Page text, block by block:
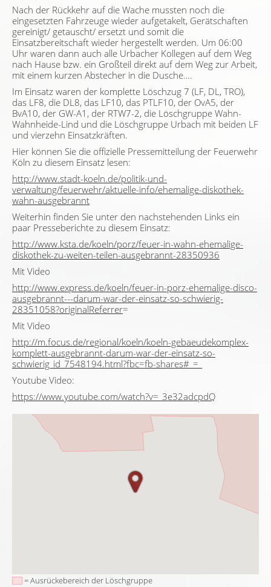
Nach der Rückkehr auf die Wache mussten noch die
eingesetzten Fahrzeuge wieder aufgetakelt, Gerätschaften
gereinigt/ getauscht/ ersetzt und somit die
Einsatzbereitschaft wieder hergestellt werden. Um 06:00
Uhr waren dann auch alle Urbacher Kollegen auf dem Weg
nach Hause bzw. ein Großteil direkt auf dem Weg zur Arbeit,
mit einem kurzen Abstecher in die Dusche….
Im Einsatz waren der komplette Löschzug 7 (LF, DL, TRO),
das LF8, die DL8, das LF10, das PTLF10, der OvA5, der
BvA10, der GW-A1, der RTW7-2, die Löschgruppe Wahn-
Wahnheide-Lind und die Löschgruppe Urbach mit beiden LF
und vierzehn Einsatzkräften.
Hier können Sie die offizielle Pressemitteilung der Feuerwehr
Köln zu diesem Einsatz lesen:
http://www.stadt-koeln.de/politik-und-
verwaltung/feuerwehr/aktuelle-info/ehemalige-diskothek-
wahn-ausgebrannt
Weiterhin finden Sie unter den nachstehenden Links ein
paar Presseberichte zu diesem Einsatz:
http://www.ksta.de/koeln/porz/feuer-in-wahn-ehemalige-
diskothek-zu-weiten-teilen-ausgebrannt-28350936
Mit Video
http://www.express.de/koeln/feuer-in-porz-ehemalige-disco-
ausgebrannt---darum-war-der-einsatz-so-schwierig-
28351058?originalReferrer=
Mit Video
http://m.focus.de/regional/koeln/koeln-gebaeudekomplex-
komplett-ausgebrannt-darum-war-der-einsatz-so-
schwierig_id_7548194.html?fbc=fb-shares#_=_
Youtube Video:
https://www.youtube.com/watch?v=_3e32adcpdQ
= Ausrückebereich der Löschgruppe